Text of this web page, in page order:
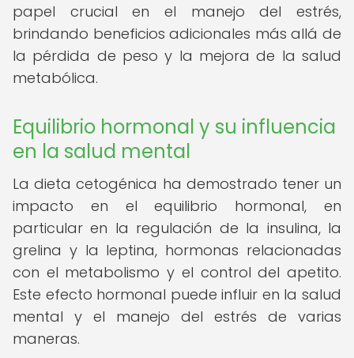
papel crucial en el manejo del estrés,
brindando beneficios adicionales más allá de
la pérdida de peso y la mejora de la salud
metabólica.
Equilibrio hormonal y su influencia
en la salud mental
La dieta cetogénica ha demostrado tener un
impacto en el equilibrio hormonal, en
particular en la regulación de la insulina, la
grelina y la leptina, hormonas relacionadas
con el metabolismo y el control del apetito.
Este efecto hormonal puede influir en la salud
mental y el manejo del estrés de varias
maneras.